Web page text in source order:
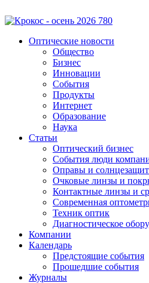
Оптические новости
Общество
Бизнес
Инновации
События
Продукты
Интернет
Образование
Наука
Статьи
Оптический бизнес
События люди
Оправы и
Очковые линзы и
Контактные линзы и
Современная
Техник оптик
Диагностическое
Компании
Календарь
Предстоящие события
Прошедшие события
Журналы